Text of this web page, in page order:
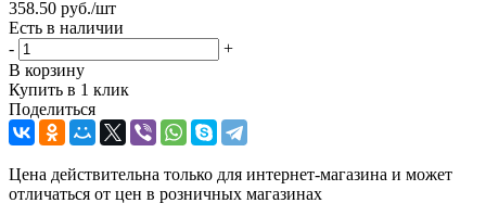
358.50 руб./шт
Есть в наличии
-
+
В корзину
Купить в 1 клик
Поделиться
Цена действительна только для интернет-магазина и может
отличаться от цен в розничных магазинах